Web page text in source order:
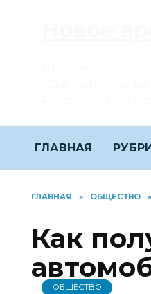
ГЛАВНАЯ
ГЛАВНАЯ » ОБЩЕСТВО »
Как
ОБЩЕСТВО